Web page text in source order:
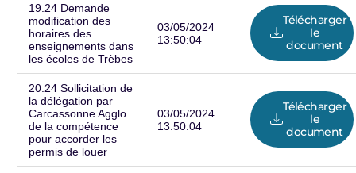
19.24 Demande
modification des
horaires des
enseignements dans
les écoles de Trèbes
03/05/2024
13:50:04
Télécharger
le
document
20.24 Sollicitation de
la délégation par
Carcassonne Agglo
de la compétence
pour accorder les
permis de louer
03/05/2024
13:50:04
Télécharger
le
document